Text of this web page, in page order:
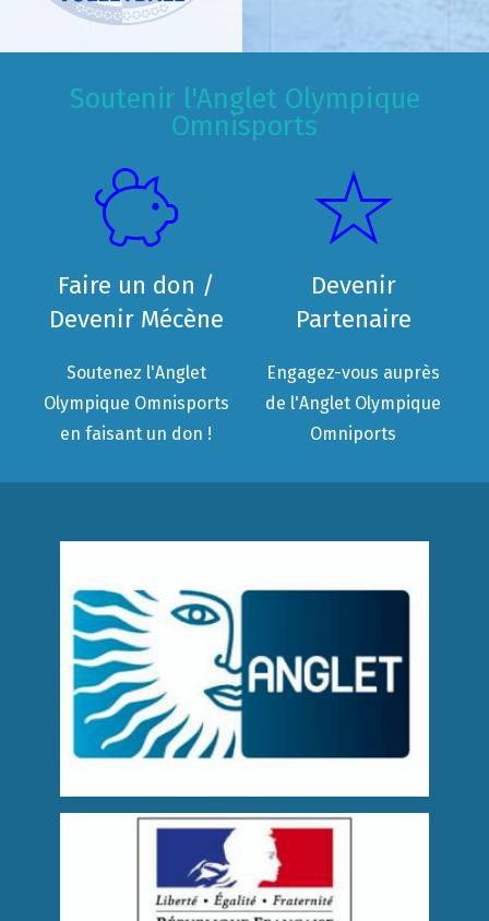
Soutenir l'Anglet Olympique
Omnisports
Faire un don /
Devenir Mécène
Soutenez l'Anglet
Olympique Omnisports
en faisant un don !
Devenir
Partenaire
Engagez-vous auprès
de l'Anglet Olympique
Omniports